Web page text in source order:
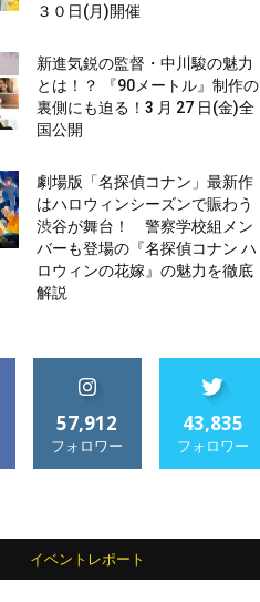
３０日(月)開催
新進気鋭の監督・中川駿の魅力
とは！？ 『90メートル』制作の
裏側にも迫る！3 月 27 日(金)全
国公開
劇場版「名探偵コナン」最新作
はハロウィンシーズンで賑わう
渋谷が舞台！ 警察学校組メン
バーも登場の『名探偵コナン ハ
ロウィンの花嫁』の魅力を徹底
解説
57,912
フォロワー
43,835
フォロワー
イベントレポート